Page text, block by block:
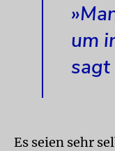
um
sagt
Es seien sehr